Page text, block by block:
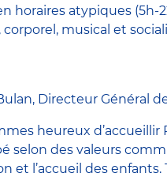
horaires atypiques (5h-
corporel, musical et
Directeur Général
heureux d’accueillir
selon des valeurs
et l’accueil des